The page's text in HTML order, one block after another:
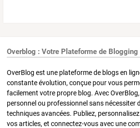
Overblog : Votre Plateforme de
OverBlog est une plateforme de blogs en
constante évolution, conçue pour vous
facilement votre propre blog. Avec
personnel ou professionnel sans nécessiter
techniques avancées. Publiez,
vos articles, et connectez-vous avec une